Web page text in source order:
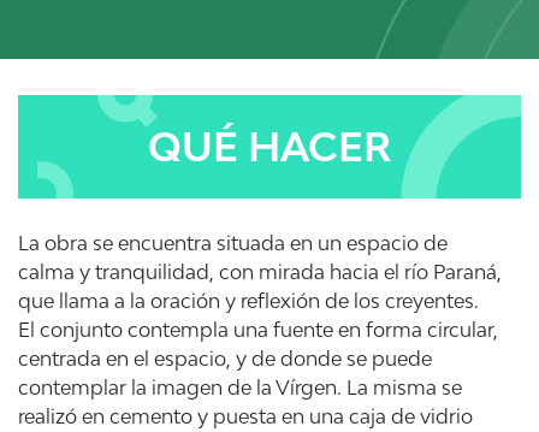
QUÉ HACER
La obra se encuentra situada en un espacio de
calma y tranquilidad, con mirada hacia el río Paraná,
que llama a la oración y reflexión de los creyentes.
El conjunto contempla una fuente en forma circular,
centrada en el espacio, y de donde se puede
contemplar la imagen de la Vírgen. La misma se
realizó en cemento y puesta en una caja de vidrio